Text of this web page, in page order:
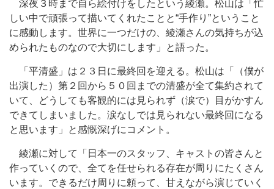
深夜３時まで自ら絵付けをしたという綾瀬。松山は「忙
しい中で頑張って描いてくれたことと“手作り”ということ
に感動します。世界に一つだけの、綾瀬さんの気持ちが込
められたものなので大切にします」と語った。
「平清盛」は２３日に最終回を迎える。松山は「（僕が
出演した）第２回から５０回までの清盛が全て集約されて
いて、どうしても客観的には見られず（涙で）目がかすん
できてしまいました。涙なしでは見られない最終回になる
と思います」と感慨深げにコメント。
綾瀬に対して「日本一のスタッフ、キャストの皆さんと
作っていくので、全てを任せられる存在が周りにたくさん
います。できるだけ周りに頼って、甘えながら演じていく